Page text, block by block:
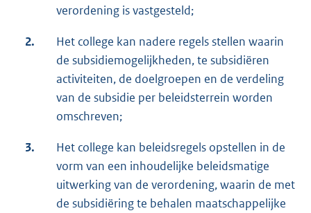
verordening is vastgesteld;
2.
Het college kan nadere regels stellen waarin
de subsidiemogelijkheden, te subsidiëren
activiteiten, de doelgroepen en de verdeling
van de subsidie per beleidsterrein worden
omschreven;
3.
Het college kan beleidsregels opstellen in de
vorm van een inhoudelijke beleidsmatige
uitwerking van de verordening, waarin de met
de subsidiëring te behalen maatschappelijke